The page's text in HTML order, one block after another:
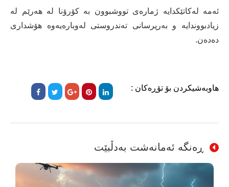
ئەمە لەکاتێکدایە ژمارەی تووشبوون بە کۆرۆنا لە هەرێم لە
زیادبووندایە و بەرپرسانی تەندروستی لەوبارەیەوە هۆشداری
دەدەن.
هاوبەشیکردن بۆ تۆڕەکان :
ڕەنگە ئەمانەشت بەدڵبێت